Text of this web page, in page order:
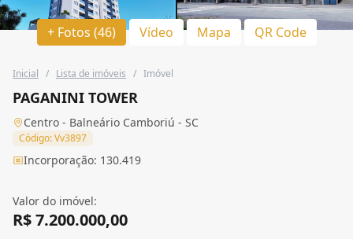
+ Fotos (46) Vídeo Mapa QR Code
Inicial / Lista de imóveis / Imóvel
PAGANINI TOWER
Centro - Balneário Camboriú - SC
Código: Vv3897
Incorporação: 130.419
Valor do imóvel:
R$ 7.200.000,00